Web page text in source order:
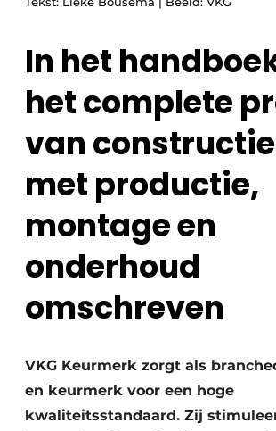
In het
het complete
van
met productie,
montage en
onderhoud
omschreven
VKG Keurmerk zorgt als
en keurmerk voor een hoge
kwaliteitsstandaard. Zij